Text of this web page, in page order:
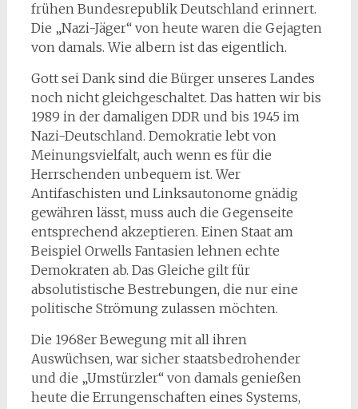
frühen Bundesrepublik Deutschland erinnert.
Die „Nazi-Jäger“ von heute waren die Gejagten
von damals. Wie albern ist das eigentlich.
Gott sei Dank sind die Bürger unseres Landes
noch nicht gleichgeschaltet. Das hatten wir bis
1989 in der damaligen DDR und bis 1945 im
Nazi-Deutschland. Demokratie lebt von
Meinungsvielfalt, auch wenn es für die
Herrschenden unbequem ist. Wer
Antifaschisten und Linksautonome gnädig
gewähren lässt, muss auch die Gegenseite
entsprechend akzeptieren. Einen Staat am
Beispiel Orwells Fantasien lehnen echte
Demokraten ab. Das Gleiche gilt für
absolutistische Bestrebungen, die nur eine
politische Strömung zulassen möchten.
Die 1968er Bewegung mit all ihren
Auswüchsen, war sicher staatsbedrohender
und die „Umstürzler“ von damals genießen
heute die Errungenschaften eines Systems,